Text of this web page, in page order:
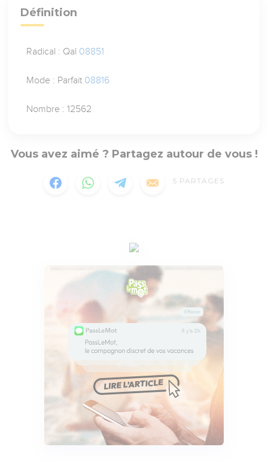
Définition
Radical : Qal 08851
Mode : Parfait 08816
Nombre : 12562
Vous avez aimé ? Partagez autour de vous !
5 PARTAGES